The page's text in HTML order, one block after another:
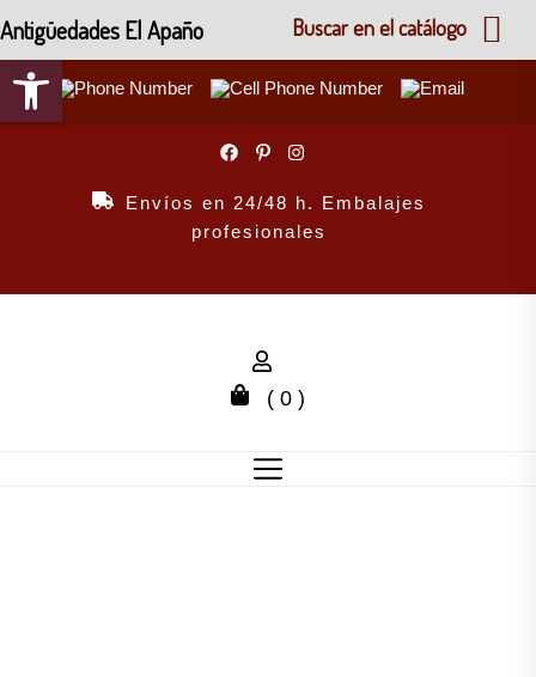
Abrir barra de herramientas
Envíos en 24/48 h. Embalajes
profesionales
( 0 )
Antigüedades El Apaño Buscar en el catálogo